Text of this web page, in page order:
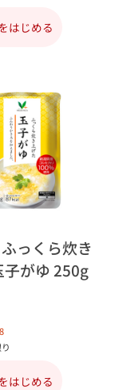
はじめる
っくら炊き
子がゆ 250g
はじめる